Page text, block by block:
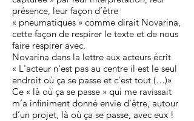
présence, leur façon d’être
« pneumatiques » comme dirait Novarina,
cette façon de respirer le texte et de nous
faire respirer avec.
Novarina dans la lettre aux acteurs écrit
« L'acteur n'est pas au centre il est le seul
endroit où ça se passe et c'est tout (…)»
Ce « là où ça se passe » qui me ravissait
m’a infiniment donné envie d’être, autour
d’un projet, là où ça se passe, avec eux !